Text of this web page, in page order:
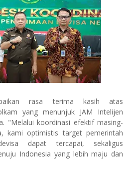
rasa terima kasih atas
yang menunjuk JAM Intelijen
"Melalui koordinasi efektif masing-
kami optimistis target pemerintah
dapat tercapai, sekaligus
Indonesia yang lebih maju dan